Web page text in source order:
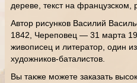
дереве, текст на французском,
Автор рисунков Василий
1842, Череповец — 31 марта
живописец и литератор, один
художников-баталистов.
Вы также можете заказать